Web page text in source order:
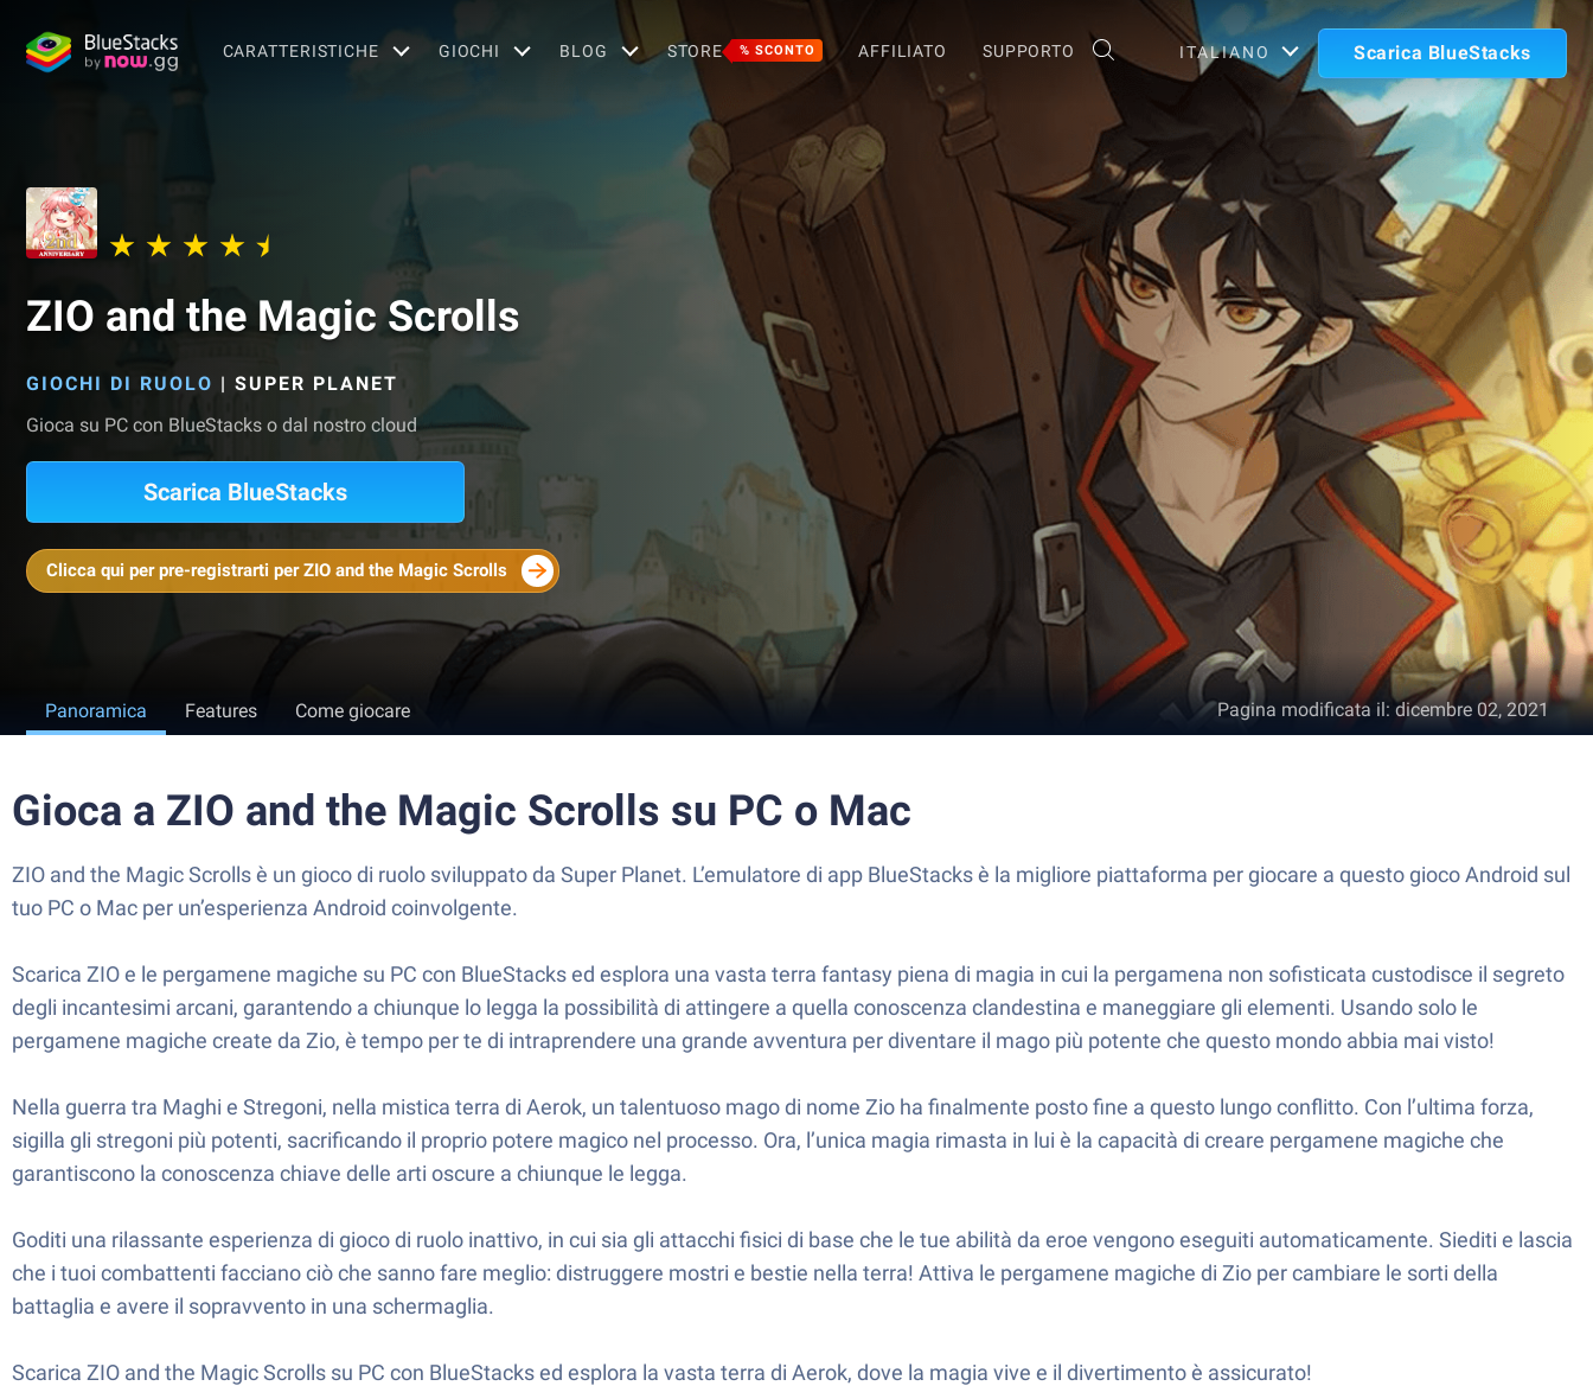
CARATTERISTICHE GIOCHI BLOG STORE % SCONTO AFFILIATO SUPPORTO ITALIANO Scarica BlueStacks
ZIO and the Magic Scrolls
GIOCHI DI RUOLO | SUPER PLANET
Gioca su PC con BlueStacks o dal nostro cloud
Scarica BlueStacks
Clicca qui per pre-registrarti per ZIO and the Magic Scrolls
Panoramica Features Come giocare Pagina modificata il: dicembre 02, 2021
Gioca a ZIO and the Magic Scrolls su PC o Mac
ZIO and the Magic Scrolls è un gioco di ruolo sviluppato da Super Planet. L’emulatore di app BlueStacks è la migliore piattaforma per giocare a questo gioco Android sul
tuo PC o Mac per un’esperienza Android coinvolgente.
Scarica ZIO e le pergamene magiche su PC con BlueStacks ed esplora una vasta terra fantasy piena di magia in cui la pergamena non sofisticata custodisce il segreto
degli incantesimi arcani, garantendo a chiunque lo legga la possibilità di attingere a quella conoscenza clandestina e maneggiare gli elementi. Usando solo le
pergamene magiche create da Zio, è tempo per te di intraprendere una grande avventura per diventare il mago più potente che questo mondo abbia mai visto!
Nella guerra tra Maghi e Stregoni, nella mistica terra di Aerok, un talentuoso mago di nome Zio ha finalmente posto fine a questo lungo conflitto. Con l’ultima forza,
sigilla gli stregoni più potenti, sacrificando il proprio potere magico nel processo. Ora, l’unica magia rimasta in lui è la capacità di creare pergamene magiche che
garantiscono la conoscenza chiave delle arti oscure a chiunque le legga.
Goditi una rilassante esperienza di gioco di ruolo inattivo, in cui sia gli attacchi fisici di base che le tue abilità da eroe vengono eseguiti automaticamente. Siediti e lascia
che i tuoi combattenti facciano ciò che sanno fare meglio: distruggere mostri e bestie nella terra! Attiva le pergamene magiche di Zio per cambiare le sorti della
battaglia e avere il sopravvento in una schermaglia.
Scarica ZIO and the Magic Scrolls su PC con BlueStacks ed esplora la vasta terra di Aerok, dove la magia vive e il divertimento è assicurato!